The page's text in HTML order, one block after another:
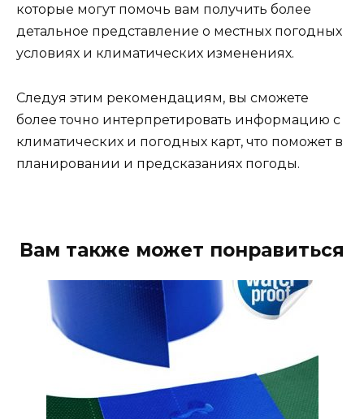
которые могут помочь вам получить более
детальное представление о местных погодных
условиях и климатических изменениях.
Следуя этим рекомендациям, вы сможете
более точно интерпретировать информацию с
климатических и погодных карт, что поможет в
планировании и предсказаниях погоды.
Вам также может понравиться